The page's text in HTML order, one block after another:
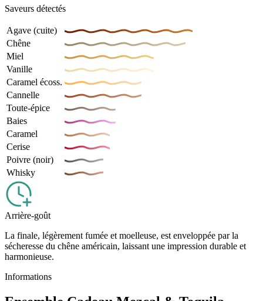
Saveurs détectés
Agave (cuite)
Chêne
Miel
Vanille
Caramel écoss.
Cannelle
Toute-épice
Baies
Caramel
Cerise
Poivre (noir)
Whisky
Arrière-goût
La finale, légèrement fumée et moelleuse, est enveloppée par la
sécheresse du chêne américain, laissant une impression durable et
harmonieuse.
Informations